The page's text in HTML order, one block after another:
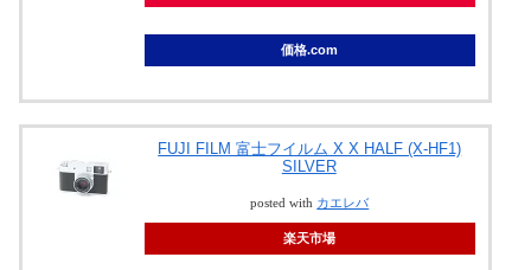
価格.com
FUJI FILM 富士フイルム X X HALF (X-HF1)
SILVER
posted with カエレバ
楽天市場